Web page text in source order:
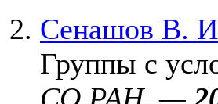
Сенашов В.
Группы с